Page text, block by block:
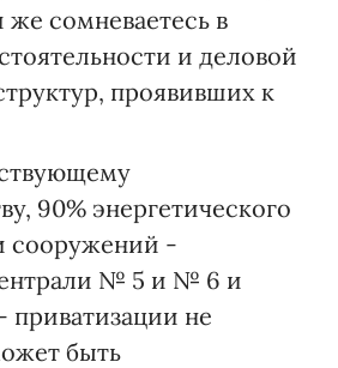
сомневаетесь в
и деловой
проявивших к
90% энергетического
сооружений -
№ 5 и № 6 и
приватизации не
быть